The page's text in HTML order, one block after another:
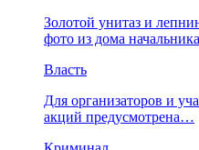
​Золотой унитаз и
фото из дома
Власть
Для организаторов и
акций предусмотрена…